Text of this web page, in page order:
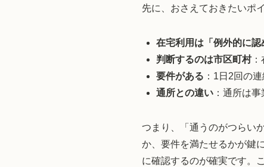
先に、おさえておきたいポ
在宅利用は「例外的に認
判断するのは市区町村：
要件がある ：1日2回の
通所との違い ：通所は
つまり、「通うのがつらい
か、要件を満たせるかが鍵
に確認するのが確実です。